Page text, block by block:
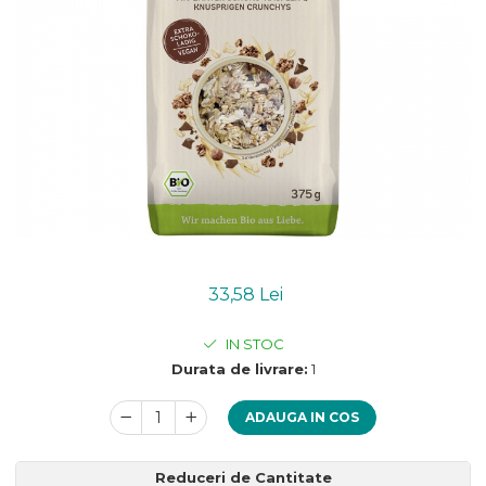
Ciocolata, cacao si cafea
Condimente si supe bio
Dulceata si creme bio
Compoturi bio
33,58 Lei
IN STOC
Durata de livrare: 1
ADAUGA IN COS
Reduceri de Cantitate